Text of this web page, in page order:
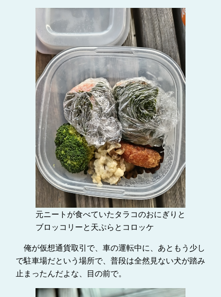
元ニートが食べていたタラコのおにぎりと
ブロッコリーと天ぷらとコロッケ
俺が仮想通貨取引で、車の運転中に、あともう少し
で駐車場だという場所で、普段は全然見ない犬が踏み
止まったんだよな、目の前で。